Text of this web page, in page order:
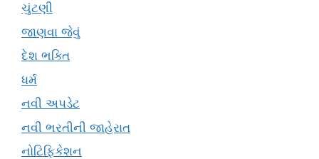
ચુંટણી
જાણવા જેવું
દેશ ભક્તિ
ધર્મ
નવી અપડેટ
નવી ભરતીની જાહેરાત
નોટિફિકેશન